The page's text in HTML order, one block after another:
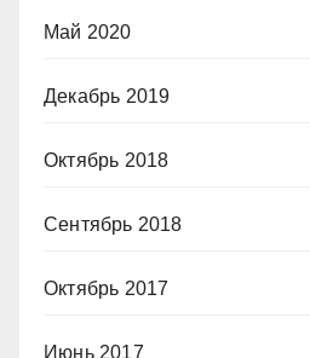
Май 2020
Декабрь 2019
Октябрь 2018
Сентябрь 2018
Октябрь 2017
Июнь 2017